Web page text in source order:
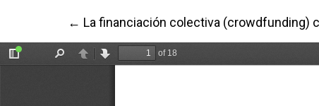
← Volver a los detalles del artículo
La financiación colectiva (crowdfunding)